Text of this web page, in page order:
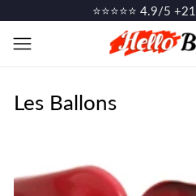
contenu
⭐⭐⭐⭐⭐ 4.9/5
Les Ballons